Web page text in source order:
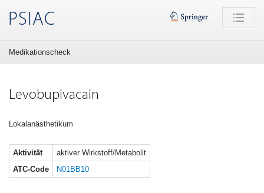
PSIAC
Medikationscheck
Levobupivacain
Lokalanästhetikum
Aktivität
aktiver Wirkstoff/Metabolit
ATC-Code
N01BB10